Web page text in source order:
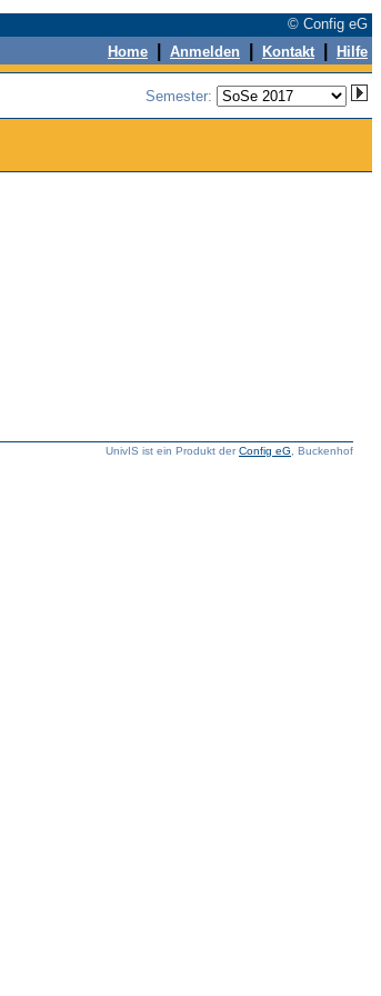
© Config eG
Home Anmelden Kontakt Hilfe
Semester:
UnivIS ist ein Produkt derConfig eG , Buckenhof